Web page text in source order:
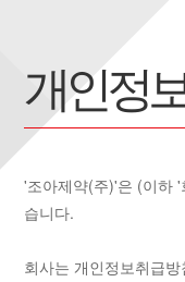
개인정
'조아제약(주)'은 (이하
습니다.
회사는 개인정보취급